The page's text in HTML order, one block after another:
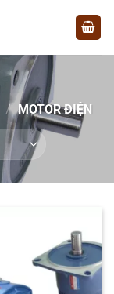
/ MOTOR ĐIỆN